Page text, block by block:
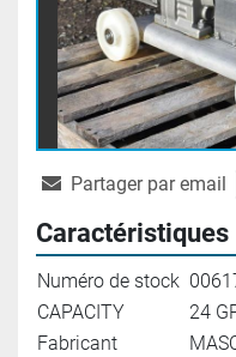
Partager par email
Caractéristiques
Numéro de stock
CAPACITY
24
Fabricant